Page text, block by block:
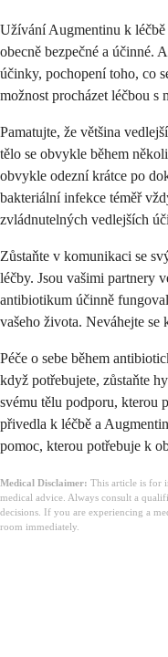
Užívání Augmentinu k
obecně bezpečné a účinné.
účinky, pochopení toho, co
možnost procházet léčbou s
Pamatujte, že většina
tělo se obvykle během
obvykle odezní krátce po
bakteriální infekce téměř
zvládnutelných vedlejších
Zůstaňte v komunikaci se
léčby. Jsou vašimi partnery
antibiotikum účinně
vašeho života. Neváhejte
Péče o sebe během
když potřebujete, zůstaňte
svému tělu podporu, kterou
přivedla k léčbě a
pomoc, kterou potřebuje k
Medical Disclaimer: This article is for
medical advice. Always consult a
decisions. If you are experiencing a
room immediately.